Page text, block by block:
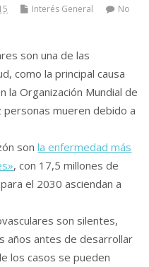
Interés General
No
son una de las
como la principal causa
la Organización Mundial de
mueren debido a
sonla enfermedad más
, con 17,5 millones de
el 2030 asciendan a
son silentes,
años antes de desarrollar
los casos se pueden